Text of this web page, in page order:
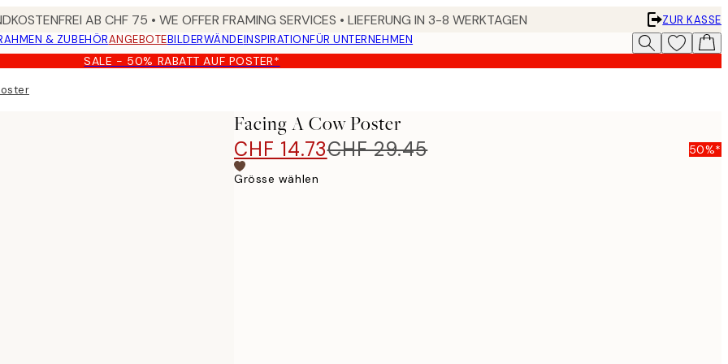
AB CHF 75 • WE OFFER FRAMING SERVICES • LIEFERUNG IN 3-8 WERKTAGEN
ZUR KASSE
& ZUBEHÖRANGEBOTEBILDERWÄNDEINSPIRATIONFÜR UNTERNEHMEN
SALE - 50% RABATT AUF POSTER*
Facing A Cow Poster
CHF 14.73CHF 29.45 50%*
Grösse wählen